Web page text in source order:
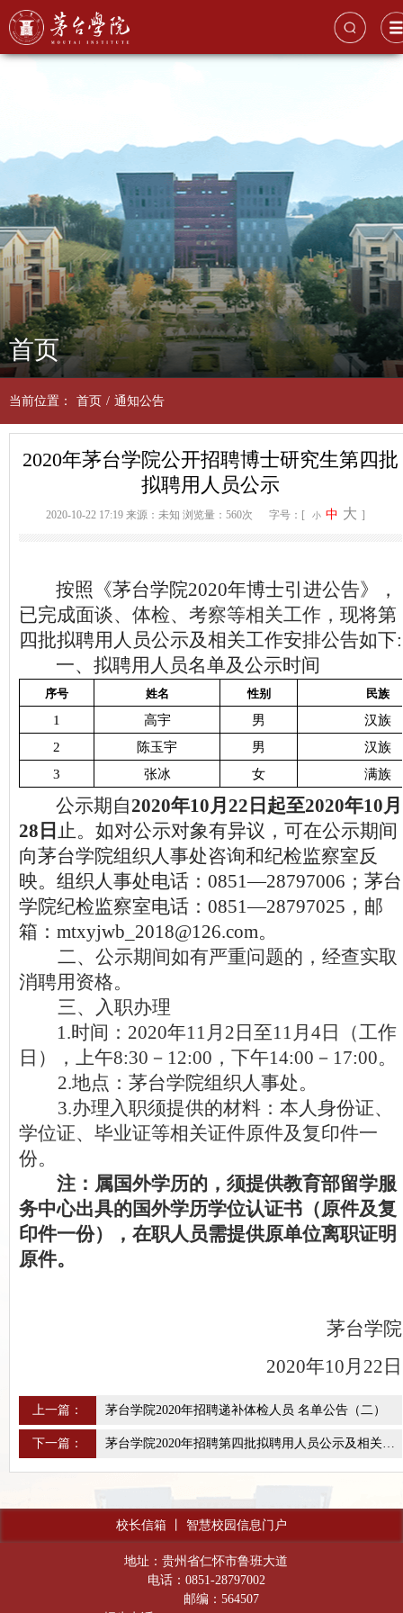
首页
当前位置： 首页 / 通知公告
2020年茅台学院公开招聘博士研究生第四批
拟聘用人员公示
2020-10-22 17:19 来源：未知 浏览量：560次 字号：[ 小 中 大 ]
按照《茅台学院2020年博士引进公告》，
已完成面谈、体检、考察等相关工作， 现将第
四批拟聘用人员公示及相关工作安排公告如下:
一、拟聘用人员名单及公示时间
序号 姓名 性别 民族
1 高宇 男
汉族
2
陈玉宇 男
汉族
3
张冰 女 满族
公示期自2020年10月22日起至2020年10月
28日 止。如对公示对象有异议，可在公示期间
向茅台学院组织人事处咨询和纪检监察室反
映。组织人事处电话：0851—28797006 ；茅台
学院纪检监察室电话：0851—28797025 ，邮
箱：mtxyjwb_2018@126.com。
二、 公示期间如有严重问题的，经查实取
消聘用资格。
三、
入职办理
1.时间：2020年11月2日至11月4日（工作
日），上午8:30－12:00，下午14:00－17:00。
2.地点：茅台学院组织人事处。
3.办理入职须提供的材料：本人身份证、
学位证、毕业证等相关证件原件及复印件一
份。
注：属国外学历的，须提供教育部留学服
务中心出具的国外学历学位认证书（原件及复
印件一份），在职人员需提供原单位离职证明
原件。
茅台学院
2020年10月22日
上一篇： 茅台学院2020年招聘递补体检人员 名单公告（二）
下一篇： 茅台学院2020年招聘第四批拟聘用人员公示及相关工作安排公告
校长信箱 智慧校园信息门户
地址：贵州省仁怀市鲁班大道
电话：0851-28797002
邮编：564507